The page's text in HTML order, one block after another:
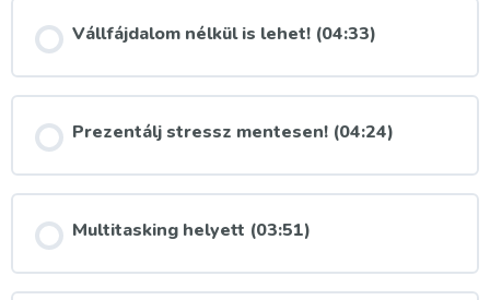
Vállfájdalom nélkül is lehet! (04:33)
Prezentálj stressz mentesen! (04:24)
Multitasking helyett (03:51)